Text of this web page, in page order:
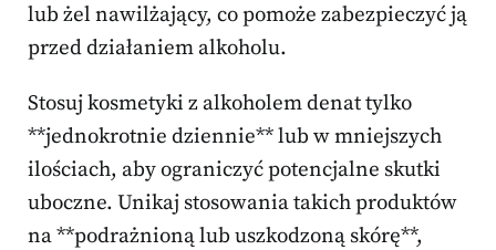
lub żel nawilżający, co pomoże zabezpieczyć ją
przed działaniem alkoholu.
Stosuj kosmetyki z alkoholem denat tylko
**jednokrotnie dziennie** lub w mniejszych
ilościach, aby ograniczyć potencjalne skutki
uboczne. Unikaj stosowania takich produktów
na **podrażnioną lub uszkodzoną skórę**,